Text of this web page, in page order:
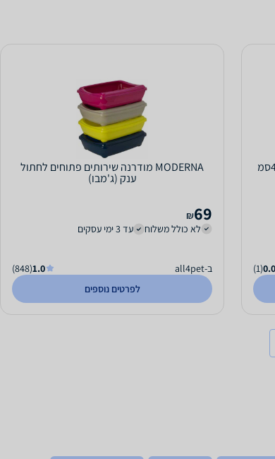
0.0
(1)
MODERNA מודרנה שירותים פתוחים לחתול
ענק (ג'מבו)
69
₪
לא כולל משלוח
עד 3 ימי עסקים
ב-all4pet 1.0
(848)
לפרטים נוספים